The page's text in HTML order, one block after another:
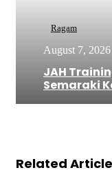
Ragam
August 7, 2026
JAH
Semaraki
Related